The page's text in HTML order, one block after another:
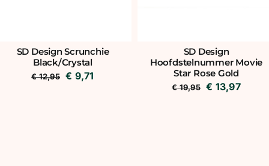
SD Design Scrunchie
Black/Crystal
€12,95 Oorspronkelijke
€ 9,71
SD Design
Hoofdstelnummer Movie
Star Rose Gold
€19,95 € 13,97